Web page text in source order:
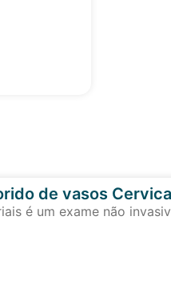
de vasos
é um exame não